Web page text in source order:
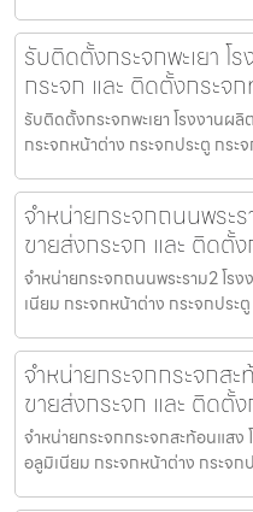
รับติดตั้งกระจกพะเยา โ
กระจก และ ติดตั้งกระจ
รับติดตั้งกระจกพะเยา โรงงานผ
กระจกหน้าต่าง กระจกประตู กระ
จำหน่ายกระจกถนนพระ
ขายส่งกระจก และ ติดตั้
จำหน่ายกระจกถนนพระราม2 โร
เนียม กระจกหน้าต่าง กระจกปร
จำหน่ายกระจกกระจกส
ขายส่งกระจก และ ติดตั้
จำหน่ายกระจกกระจกสะท้อนแสง
อลูมิเนียม กระจกหน้าต่าง กระจ